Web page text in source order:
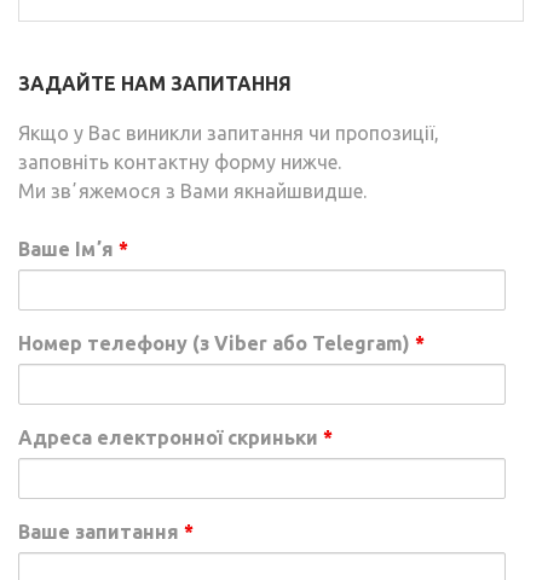
ЗАДАЙТЕ НАМ ЗАПИТАННЯ
Якщо у Вас виникли запитання чи пропозиції,
заповніть контактну форму нижче.
Ми звʼяжемося з Вами якнайшвидше.
Ваше Імʼя *
Номер телефону (з Viber або Telegram) *
Адреса електронної скриньки *
Ваше запитання *